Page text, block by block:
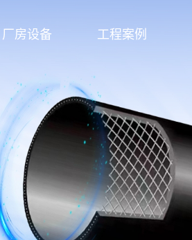
厂房设备 工程案例